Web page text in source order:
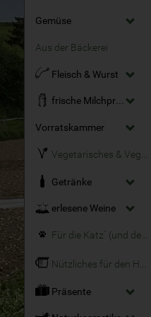
Gemüse
Aus der Bäckerei
Fleisch & Wurst
frische Milchprodukte
Vorratskammer
Getränke
erlesene Weine
Für die Katz´ (und den Hund)
Präsente